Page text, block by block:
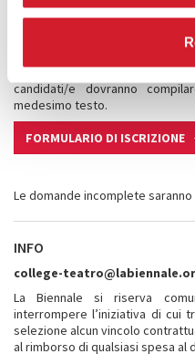
un’opera esistente e che non
· lettera motivazionale in italiano
In caso di partecipazione in
candidati/e dovranno
medesimo testo.
FORMULARIO DI ISCRIZIONE
Le domande incomplete
INFO
college-
La Biennale si riserva
interrompere l’iniziativa di cui
selezione alcun vincolo
al rimborso di qualsiasi spesa